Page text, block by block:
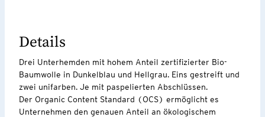
Details
Drei Unterhemden mit hohem Anteil zertifizierter Bio-
Baumwolle in Dunkelblau und Hellgrau. Eins gestreift und
zwei unifarben. Je mit paspelierten Abschlüssen.
Der Organic Content Standard (OCS) ermöglicht es
Unternehmen den genauen Anteil an ökologischem